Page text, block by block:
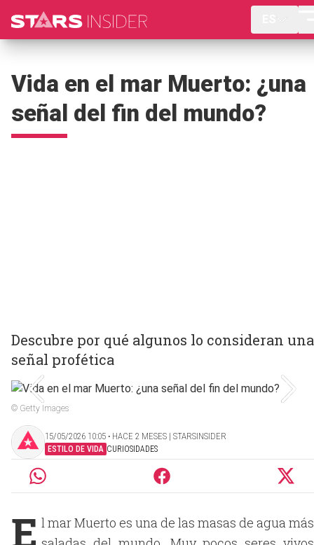
Vida en el mar Muerto: ¿una
señal del fin del mundo?
Descubre por qué algunos lo consideran una
señal profética
© Getty Images
15/05/2026 10:05 ‧ HACE 2 MESES | STARSINSIDER
ESTILO DE VIDA CURIOSIDADES
E l mar Muerto es una de las masas de agua más